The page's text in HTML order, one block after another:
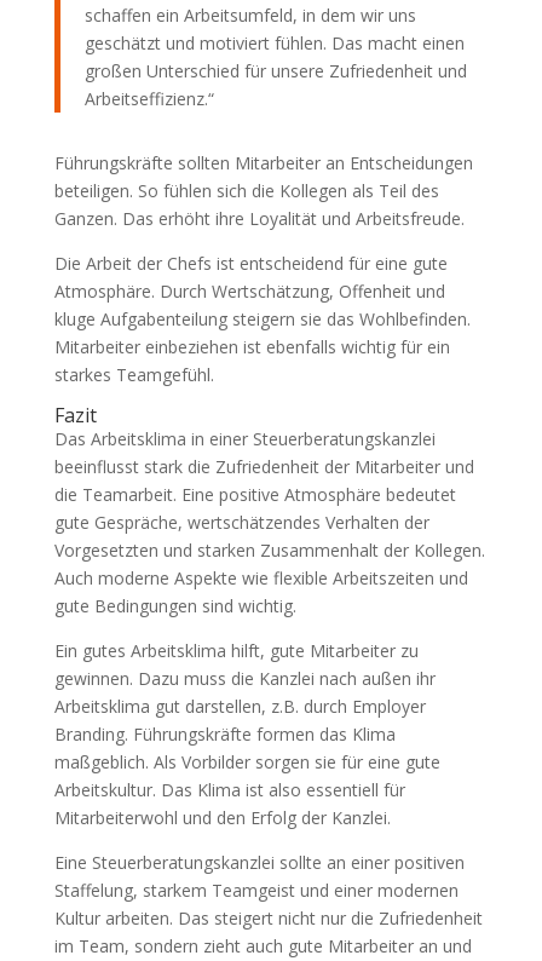
schaffen ein Arbeitsumfeld, in dem wir uns
geschätzt und motiviert fühlen. Das macht einen
großen Unterschied für unsere Zufriedenheit und
Arbeitseffizienz.“
Führungskräfte sollten Mitarbeiter an Entscheidungen
beteiligen. So fühlen sich die Kollegen als Teil des
Ganzen. Das erhöht ihre Loyalität und Arbeitsfreude.
Die Arbeit der Chefs ist entscheidend für eine gute
Atmosphäre. Durch Wertschätzung, Offenheit und
kluge Aufgabenteilung steigern sie das Wohlbefinden.
Mitarbeiter einbeziehen ist ebenfalls wichtig für ein
starkes Teamgefühl.
Fazit
Das Arbeitsklima in einer Steuerberatungskanzlei
beeinflusst stark die Zufriedenheit der Mitarbeiter und
die Teamarbeit. Eine positive Atmosphäre bedeutet
gute Gespräche, wertschätzendes Verhalten der
Vorgesetzten und starken Zusammenhalt der Kollegen.
Auch moderne Aspekte wie flexible Arbeitszeiten und
gute Bedingungen sind wichtig.
Ein gutes Arbeitsklima hilft, gute Mitarbeiter zu
gewinnen. Dazu muss die Kanzlei nach außen ihr
Arbeitsklima gut darstellen, z.B. durch Employer
Branding. Führungskräfte formen das Klima
maßgeblich. Als Vorbilder sorgen sie für eine gute
Arbeitskultur. Das Klima ist also essentiell für
Mitarbeiterwohl und den Erfolg der Kanzlei.
Eine Steuerberatungskanzlei sollte an einer positiven
Staffelung, starkem Teamgeist und einer modernen
Kultur arbeiten. Das steigert nicht nur die Zufriedenheit
im Team, sondern zieht auch gute Mitarbeiter an und